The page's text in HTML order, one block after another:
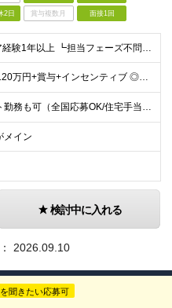
2日 賞与複数月 面接1回
★ITエンジニア経験1年以上 ┗担当フェーズ不問 ┗経験年数不問（1年未満でもOK） ★年齢・学歴不問 ■ブランクありOK ■第二新卒歓迎 ■前職の雇用形態も一切不問 ■20代・30代の若手から
月給40万円～120万円+賞与+インセンティブ ◎入社した全員が年収UPしています！平均170万円UP！ ※経験・能力などを考慮の上、決定します。 ※月30時間（76,000円～）の固定残業代を含みま
★フルリモート勤務も可（全国応募OK/住宅手当を支給します） ※案件によって出勤が必要になる場合があります。 ※希望がない限り、転勤はありません ※U・Iターン歓迎 【拠点】 ◆本社／東京都新宿区西
メイン
検討中に入れる
2026.09.10
聞きたい応募可